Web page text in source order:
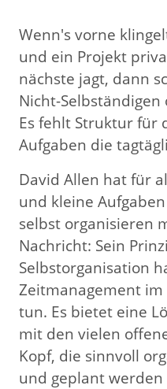
Wenn's vorne
und ein Projekt
nächste jagt, dann
Nicht-
Es fehlt Struktur für
Aufgaben die
David Allen hat für
und kleine
selbst organisieren
Nachricht: Sein
Selbstorganisation
Zeitmanagement
tun. Es bietet eine
mit den vielen
Kopf, die sinnvoll
und geplant